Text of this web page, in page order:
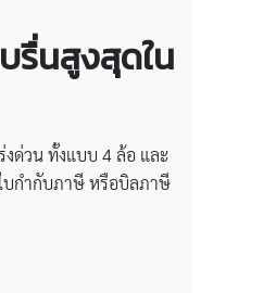
รื่นสูงสุดใน
งด่วน ทั้งแบบ 4 ล้อ และ
บกำกับภาษี หรือบิลภาษี